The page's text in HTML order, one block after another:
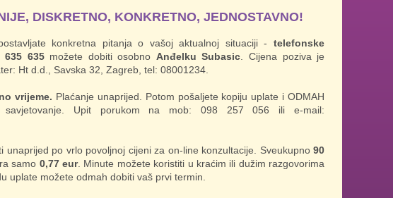
DISKRETNO, KONKRETNO, JEDNOSTAVNO!
konkretna pitanja o vašoj aktualnoj situaciji - telefonske
635 635možete dobiti osobno Anđelku Subasic . Cijena poziva je
Ht d.d., Savska 32, Zagreb, tel: 08001234.
vrijeme. Plaćanje unaprijed. Potom pošaljete kopiju uplate i ODMAH
Upit porukom na mob: 098 257 056 ili e-mail:
unaprijed po vrlo povoljnoj cijeni za on-line konzultacije. Sveukupno90
samo 0,77 eur. Minute možete koristiti u kraćim ili dužim razgovorima
uplate možete odmah dobiti vaš prvi termin.